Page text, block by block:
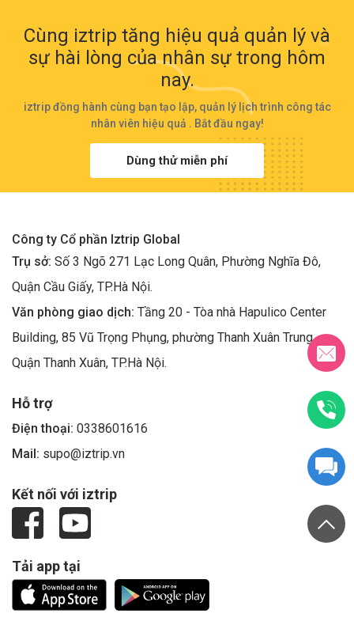
Cùng iztrip tăng hiệu quả quản lý và
sự hài lòng của nhân sự trong hôm
nay.
iztrip đồng hành cùng bạn tạo lập, quản lý lịch trình công tác
nhân viên hiệu quả . Bắt đầu ngay!
Dùng thử miễn phí
Công ty Cổ phần Iztrip Global
Trụ sở: Số 3 Ngõ 271 Lạc Long Quân, Phường Nghĩa Đô,
Quận Cầu Giấy, TP.Hà Nội.
Văn phòng giao dịch: Tầng 20 - Tòa nhà Hapulico Center
Building, 85 Vũ Trọng Phụng, phường Thanh Xuân Trung,
Quận Thanh Xuân, TP.Hà Nội.
Hỗ trợ
Điện thoại: 0338601616
Mail: supo@iztrip.vn
Kết nối với iztrip
Tải app tại